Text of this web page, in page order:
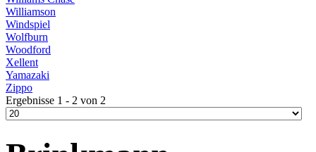
Williamson
Windspiel
Wolfburn
Woodford
Xellent
Yamazaki
Zippo
Ergebnisse 1 - 2 von 2